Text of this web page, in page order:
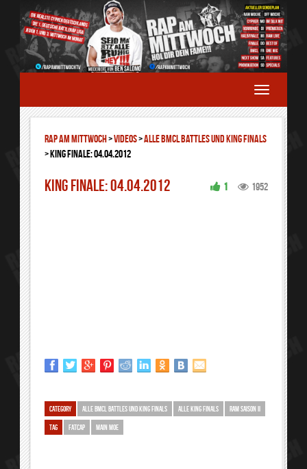
RAP AM MITTWOCH>Videos>ALLE BMCL BATTLES UND KING FINALS
>King Finale: 04.04.2012
King Finale: 04.04.2012 1952
1
CATEGORY ALLE BMCL BATTLES UND KING FINALS ALLE KING FINALS RAM SAISON II
TAG FATCAP MAIN MOE